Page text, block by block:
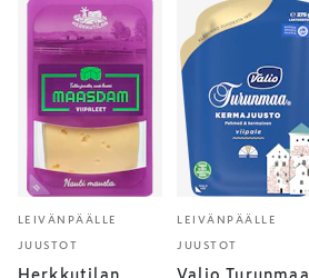
LEIVÄNPÄÄLLE
JUUSTOT
Herkkutilan
LEIVÄNPÄÄLLE
JUUSTOT
Valio Turunmaa